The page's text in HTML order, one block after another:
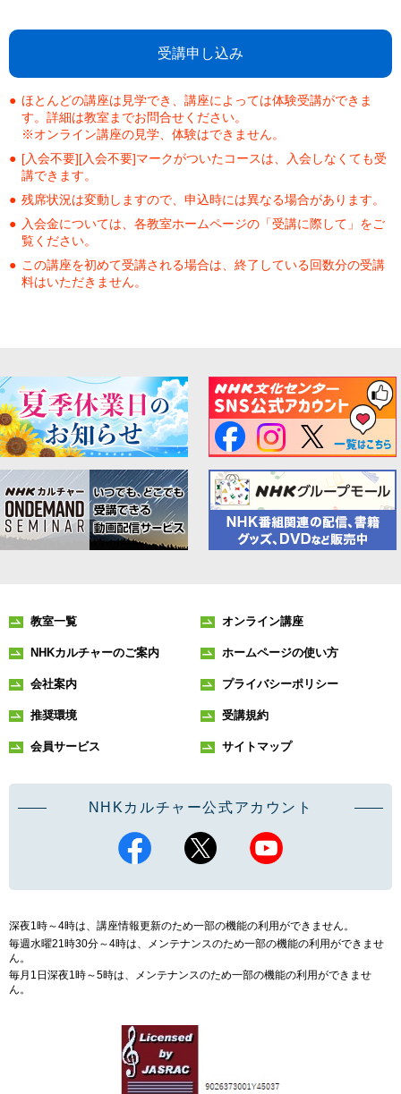
受講申し込み
ほとんどの講座は見学でき、講座によっては体験受講ができま
す。詳細は教室までお問合せください。
※オンライン講座の見学、体験はできません。
[入会不要][入会不要]マークがついたコースは、入会しなくても受
講できます。
残席状況は変動しますので、申込時には異なる場合があります。
入会金については、各教室ホームページの「受講に際して」をご
覧ください。
この講座を初めて受講される場合は、終了している回数分の受講
料はいただきません。
教室一覧 オンライン講座
NHKカルチャーのご案内 ホームページの使い方
会社案内 プライバシーポリシー
推奨環境 受講規約
会員サービス サイトマップ
NHKカルチャー公式アカウント
深夜1時～4時は、講座情報更新のため一部の機能の利用ができません。
毎週水曜21時30分～4時は、メンテナンスのため一部の機能の利用ができませ
ん。
毎月1日深夜1時～5時は、メンテナンスのため一部の機能の利用ができませ
ん。